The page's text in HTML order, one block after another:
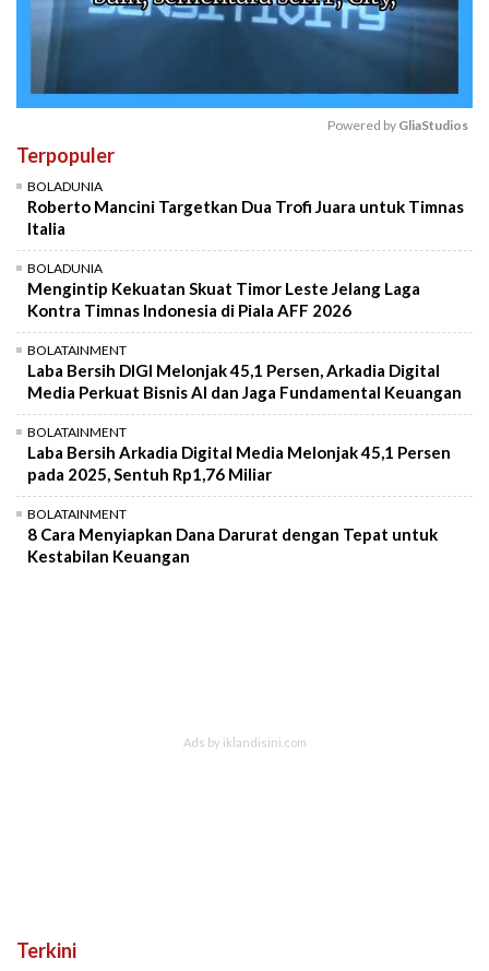
Powered by GliaStudios
Terpopuler
BOLADUNIA
Roberto Mancini Targetkan Dua Trofi Juara untuk Timnas
Italia
BOLADUNIA
Mengintip Kekuatan Skuat Timor Leste Jelang Laga
Kontra Timnas Indonesia di Piala AFF 2026
BOLATAINMENT
Laba Bersih DIGI Melonjak 45,1 Persen, Arkadia Digital
Media Perkuat Bisnis AI dan Jaga Fundamental Keuangan
BOLATAINMENT
Laba Bersih Arkadia Digital Media Melonjak 45,1 Persen
pada 2025, Sentuh Rp1,76 Miliar
BOLATAINMENT
8 Cara Menyiapkan Dana Darurat dengan Tepat untuk
Kestabilan Keuangan
Terkini